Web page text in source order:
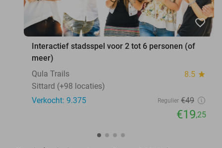
favorite_border
Interactief stadsspel voor 2 tot 6 personen (of
meer)
Qula Trails
8.5 star
Sittard (+98 locaties)
Verkocht: 9.375
Regulier €49
€19,25